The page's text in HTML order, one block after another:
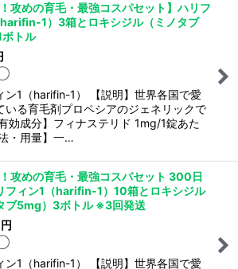
！攻めの育毛・最強コスパセット】ハリフ
harifin-1）3箱とロキシジル（ミノタブ
トル
◯
ン1（harifin-1） 【説明】世界各国で愛
いる育毛剤プロペシアのジェネリックで
効成分】フィナステリド 1mg/1錠あた
・用量】一…
！攻めの育毛・最強コスパセット 300日
フィン1（harifin-1）10箱とロキシジル
ブ5mg）3ボトル ※3回発送
円
◯
ン1（harifin-1） 【説明】世界各国で愛